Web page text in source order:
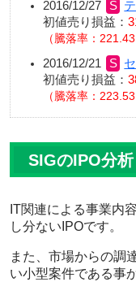
2016/12/27
初値売り損益：
騰落率：
2016/12/21
初値売り損益：
騰落率：
SIGのIPO分析
IT関連による事業内
し分ないIPOです。
また、市場からの調
い小型案件である事